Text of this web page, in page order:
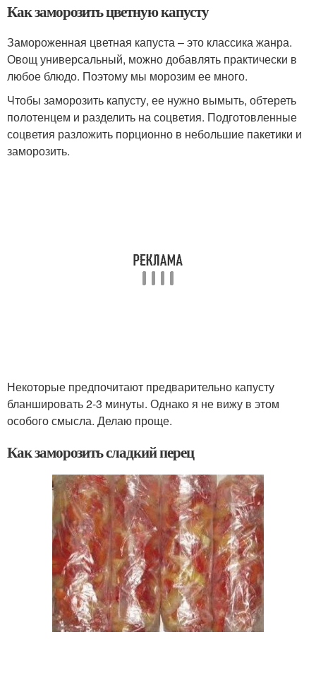
Как заморозить цветную капусту
Замороженная цветная капуста – это классика жанра.
Овощ универсальный, можно добавлять практически в
любое блюдо. Поэтому мы морозим ее много.
Чтобы заморозить капусту, ее нужно вымыть, обтереть
полотенцем и разделить на соцветия. Подготовленные
соцветия разложить порционно в небольшие пакетики и
заморозить.
Некоторые предпочитают предварительно капусту
бланшировать 2-3 минуты. Однако я не вижу в этом
особого смысла. Делаю проще.
Как заморозить сладкий перец